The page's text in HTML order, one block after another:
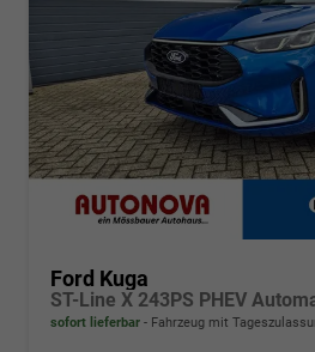
Ford Kuga
sofort lieferbar Fahrzeug mit